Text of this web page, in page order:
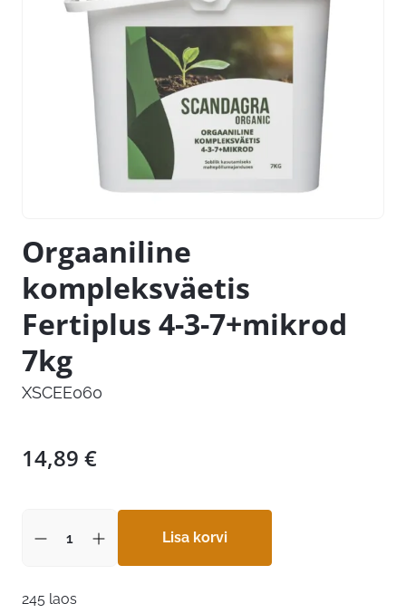
Orgaaniline
kompleksväetis
Fertiplus 4-3-7+mikrod
7kg
XSCEE060
14,89 €
Lisa korvi
245 laos